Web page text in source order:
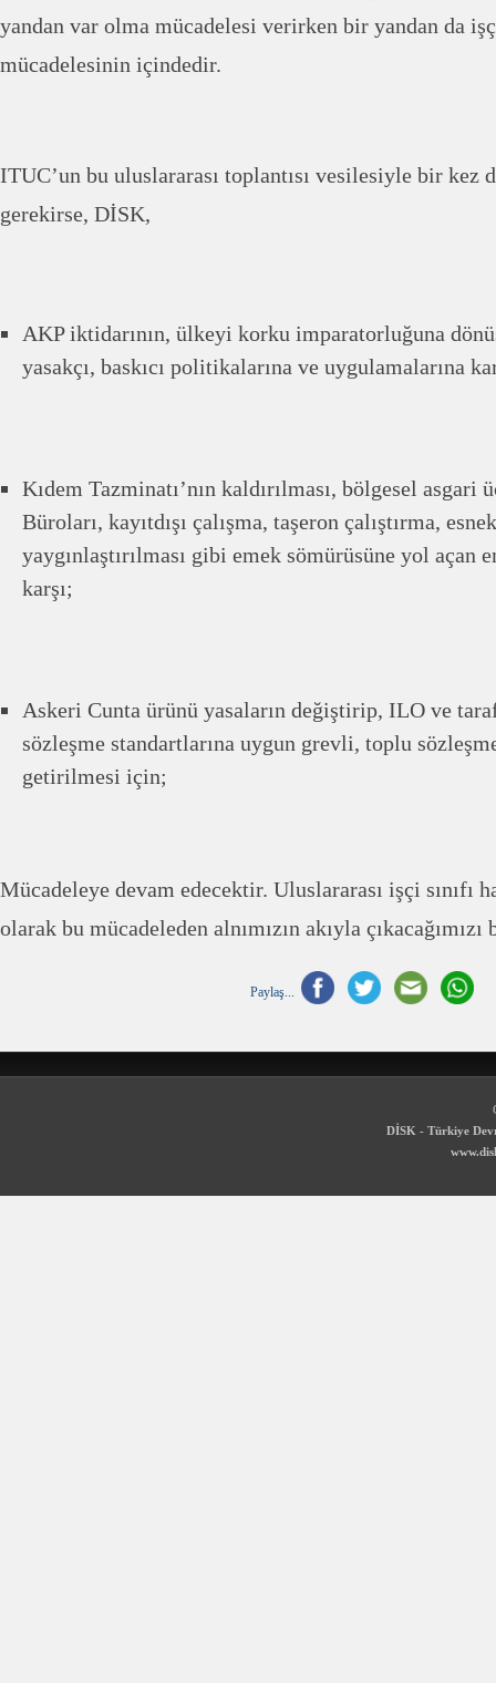
yandan var olma mücadelesi verirken bir yandan da
mücadelesinin içindedir.
ITUC’un bu uluslararası toplantısı vesilesiyle bir kez
gerekirse, DİSK,
AKP iktidarının, ülkeyi korku imparatorluğuna
yasakçı, baskıcı politikalarına ve uygulamalarına
Kıdem Tazminatı’nın kaldırılması, bölgesel asgari
Büroları, kayıtdışı çalışma, taşeron çalıştırma,
yaygınlaştırılması gibi emek sömürüsüne yol açan
karşı;
Askeri Cunta ürünü yasaların değiştirip, ILO ve
sözleşme standartlarına uygun grevli, toplu
getirilmesi için;
Mücadeleye devam edecektir. Uluslararası işçi sınıfı
olarak bu mücadeleden alnımızın akıyla
Paylaş...
DİSK - Türkiye